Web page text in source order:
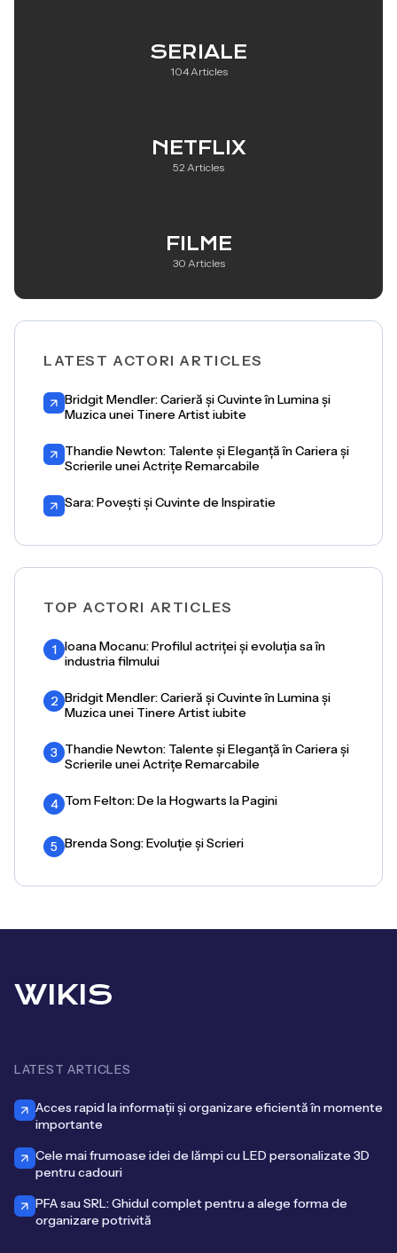
SERIALE
104 Articles
NETFLIX
52 Articles
FILME
30 Articles
LATEST ACTORI ARTICLES
Bridgit Mendler: Carieră și Cuvinte în Lumina și
Muzica unei Tinere Artist iubite
Thandie Newton: Talente și Eleganță în Cariera și
Scrierile unei Actrițe Remarcabile
Sara: Povești și Cuvinte de Inspiratie
TOP ACTORI ARTICLES
1 Ioana Mocanu: Profilul actriței și evoluția sa în
industria filmului
2 Bridgit Mendler: Carieră și Cuvinte în Lumina și
Muzica unei Tinere Artist iubite
3 Thandie Newton: Talente și Eleganță în Cariera și
Scrierile unei Actrițe Remarcabile
4 Tom Felton: De la Hogwarts la Pagini
5 Brenda Song: Evoluție și Scrieri
WIKIS
LATEST ARTICLES
Acces rapid la informații și organizare eficientă în momente
importante
Cele mai frumoase idei de lămpi cu LED personalizate 3D
pentru cadouri
PFA sau SRL: Ghidul complet pentru a alege forma de
organizare potrivită